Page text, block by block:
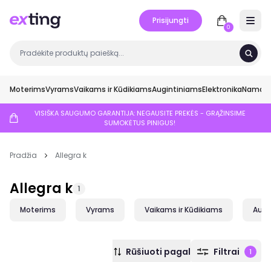
Prisijungti
0
MoterimsVyramsVaikams ir KūdikiamsAugintiniamsElektronikaNamai
VISIŠKA SAUGUMO GARANTIJA: NEGAUSITE PREKĖS - GRĄŽINSIME
SUMOKĖTUS PINIGUS!
Pradžia Allegra k
Allegra k 1
Moterims Vyrams Vaikams ir Kūdikiams
Rūšiuoti pagal Filtrai 1